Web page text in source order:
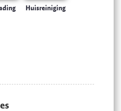
Huisreiniging